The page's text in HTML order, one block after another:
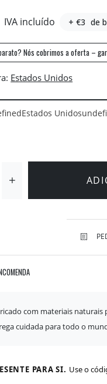
IVA incluído + €3 de
Nós cobrimos a oferta –
Estados Unidos
com materiais naturais
cuidada para todo o
PARA SI. Use o